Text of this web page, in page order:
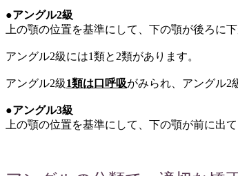
●アングル2級
上の顎の位置を基準にして、下の顎が後ろに下
アングル2級には1類と2類があります。
アングル2級1類は口呼吸がみられ、アングル2
●アングル3級
上の顎の位置を基準にして、下の顎が前に出て